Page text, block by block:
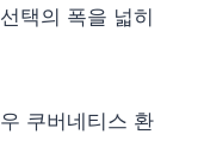
택의 폭을 넓히
쿠버네티스 환